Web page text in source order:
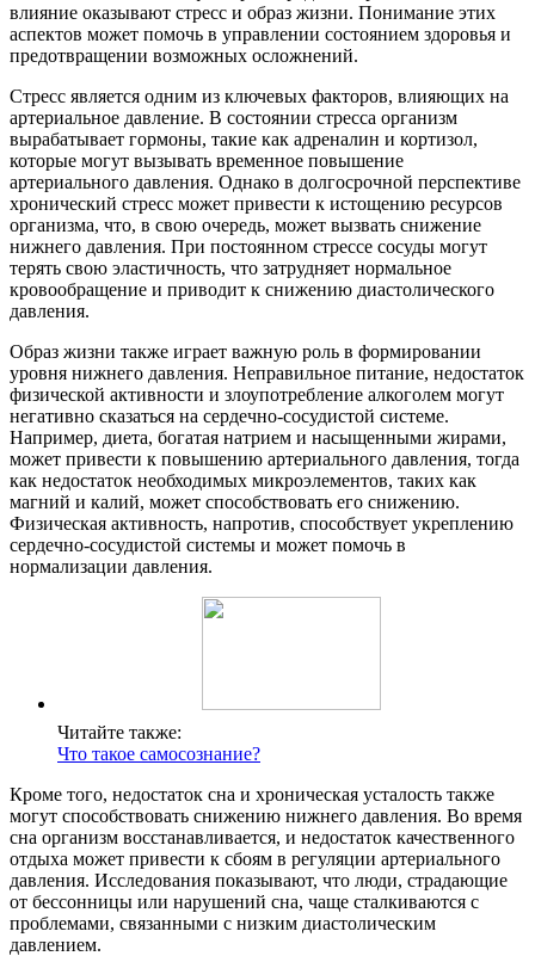
влияние оказывают стресс и образ жизни. Понимание этих
аспектов может помочь в управлении состоянием здоровья и
предотвращении возможных осложнений.
Стресс является одним из ключевых факторов, влияющих на
артериальное давление. В состоянии стресса организм
вырабатывает гормоны, такие как адреналин и кортизол,
которые могут вызывать временное повышение
артериального давления. Однако в долгосрочной перспективе
хронический стресс может привести к истощению ресурсов
организма, что, в свою очередь, может вызвать снижение
нижнего давления. При постоянном стрессе сосуды могут
терять свою эластичность, что затрудняет нормальное
кровообращение и приводит к снижению диастолического
давления.
Образ жизни также играет важную роль в формировании
уровня нижнего давления. Неправильное питание, недостаток
физической активности и злоупотребление алкоголем могут
негативно сказаться на сердечно-сосудистой системе.
Например, диета, богатая натрием и насыщенными жирами,
может привести к повышению артериального давления, тогда
как недостаток необходимых микроэлементов, таких как
магний и калий, может способствовать его снижению.
Физическая активность, напротив, способствует укреплению
сердечно-сосудистой системы и может помочь в
нормализации давления.
Читайте также:
Что такое самосознание?
Кроме того, недостаток сна и хроническая усталость также
могут способствовать снижению нижнего давления. Во время
сна организм восстанавливается, и недостаток качественного
отдыха может привести к сбоям в регуляции артериального
давления. Исследования показывают, что люди, страдающие
от бессонницы или нарушений сна, чаще сталкиваются с
проблемами, связанными с низким диастолическим
давлением.